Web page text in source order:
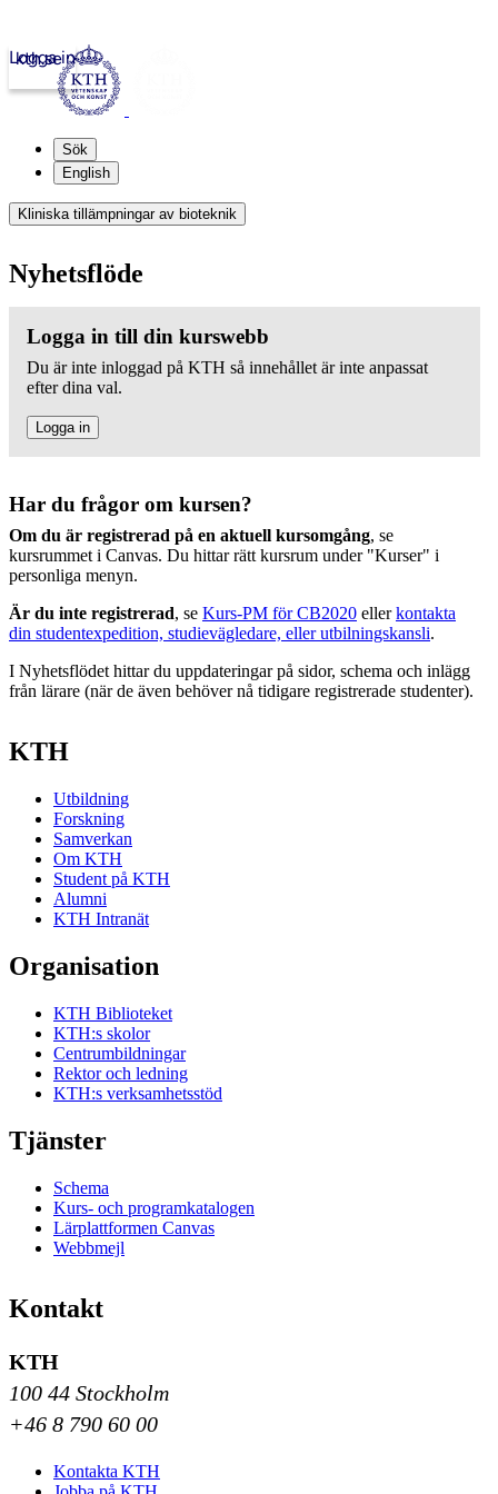
kth.se
Logga in
Sök
English
Kliniska tillämpningar av bioteknik
Nyhetsflöde
Logga in till din kurswebb
Du är inte inloggad på KTH så innehållet är inte anpassat
efter dina val.
Logga in
Har du frågor om kursen?
Om du är registrerad på en aktuell kursomgång, se
kursrummet i Canvas. Du hittar rätt kursrum under "Kurser" i
personliga menyn.
Är du inte registrerad, se Kurs-PM för CB2020 ellerkontakta
din studentexpedition, studievägledare, eller utbilningskansli.
I Nyhetsflödet hittar du uppdateringar på sidor, schema och inlägg
från lärare (när de även behöver nå tidigare registrerade studenter).
KTH
Utbildning
Forskning
Samverkan
Om KTH
Student på KTH
Alumni
KTH Intranät
Organisation
KTH Biblioteket
KTH:s skolor
Centrumbildningar
Rektor och ledning
KTH:s verksamhetsstöd
Tjänster
Schema
Kurs- och programkatalogen
Lärplattformen Canvas
Webbmejl
Kontakt
KTH
100 44 Stockholm
+46 8 790 60 00
Kontakta KTH